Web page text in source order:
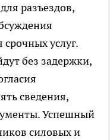
разъездов,
услуг.
без задержки,
сведения,
Успешный
силовых и